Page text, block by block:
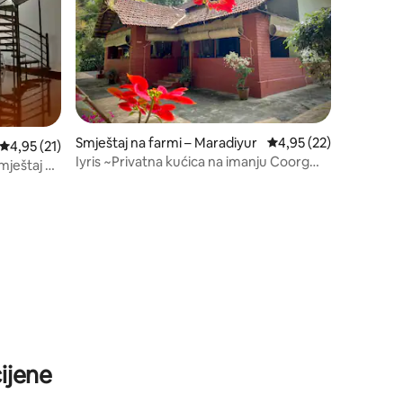
Prosječna ocjena: 4,95/5, recenzija: 21
4,95 (21)
za
Smještaj na farmi – Maradiyur Prosječna ocjena:
4,95 (22)
Iyris ~Privatna kućica na imanju Coorg